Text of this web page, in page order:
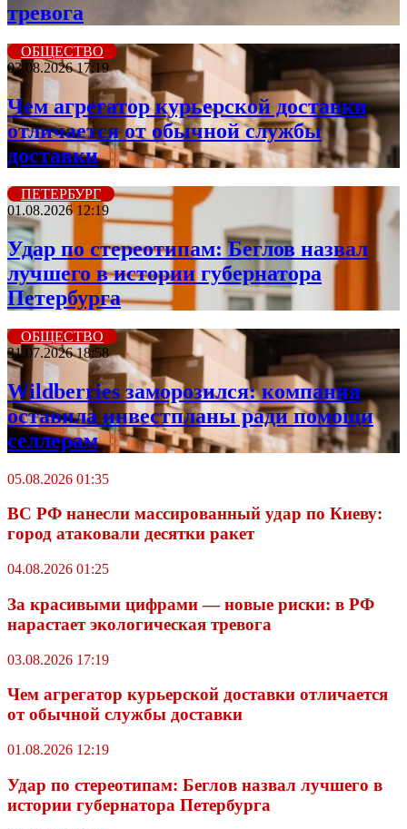
тревога
ОБЩЕСТВО
03.08.2026 17:19
Чем агрегатор курьерской доставки
отличается от обычной службы
доставки
ПЕТЕРБУРГ
01.08.2026 12:19
Удар по стереотипам: Беглов назвал
лучшего в истории губернатора
Петербурга
ОБЩЕСТВО
31.07.2026 18:58
Wildberriеs заморозился: компания
оставила инвестпланы ради помощи
селлерам
05.08.2026 01:35
ВС РФ нанесли массированный удар по Киеву:
город атаковали десятки ракет
04.08.2026 01:25
За красивыми цифрами — новые риски: в РФ
нарастает экологическая тревога
03.08.2026 17:19
Чем агрегатор курьерской доставки отличается
от обычной службы доставки
01.08.2026 12:19
Удар по стереотипам: Беглов назвал лучшего в
истории губернатора Петербурга